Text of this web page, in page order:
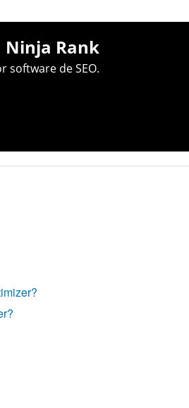
Ninja Rank
software de SEO.